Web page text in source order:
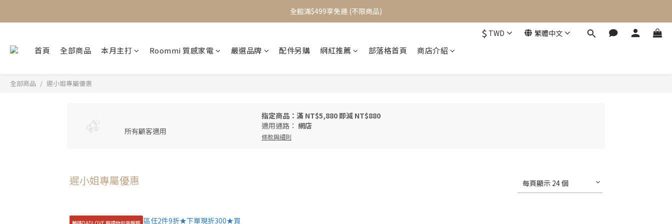
加入會員立即送$100元購物金
全館滿$499享免運 (不限商品)
$ TWD 繁體中文
首頁 全部商品 本月主打 Roommi 質感家電 嚴選品牌 配件另購 網紅推薦 部落格首頁 商店介紹
全部商品 遲小姐專屬優惠
所有顧客適用
指定商品：滿 NT$5,880 即減 NT$880
適用通路： 網店
條款與細則
遲小姐專屬優惠 每頁顯示 24 個